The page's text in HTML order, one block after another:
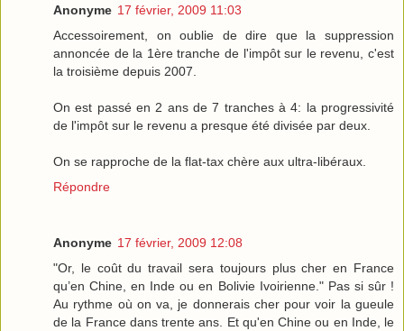
Anonyme 17 février, 2009 11:03
Accessoirement, on oublie de dire que la suppression
annoncée de la 1ère tranche de l'impôt sur le revenu, c'est
la troisième depuis 2007.
On est passé en 2 ans de 7 tranches à 4: la progressivité
de l'impôt sur le revenu a presque été divisée par deux.
On se rapproche de la flat-tax chère aux ultra-libéraux.
Répondre
Anonyme 17 février, 2009 12:08
"Or, le coût du travail sera toujours plus cher en France
qu’en Chine, en Inde ou en Bolivie Ivoirienne." Pas si sûr !
Au rythme où on va, je donnerais cher pour voir la gueule
de la France dans trente ans. Et qu'en Chine ou en Inde, le